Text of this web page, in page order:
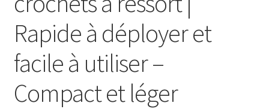
Rapide à déployer et
facile à utiliser –
Compact et léger